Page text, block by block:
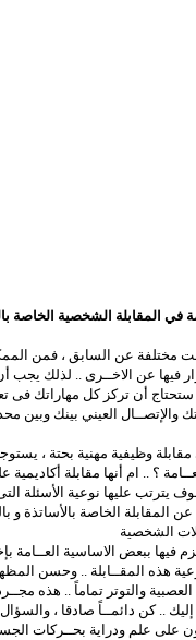
في المقابلة الشخصية الخاصة
مختلفة عن السابق ، فمن
فيها عن الاخــرى .. لذلك يجب
، ستحتاج أن تركز كل
والإتصــال العيني بينك وبين
وظيفية مهنية بحتة ،
؟ .. ام أنها مقابلة
يترتب عليها نوعية الأسئلة
المقابلة الخاصة بالأساتذة و
الشخصية
فيها ببعض الاساسية العــامة
هذه المقــابلة .. وحسن
والتوتر تماماً .. هذه
.. كن دائمــاً صادقا ،
على علم ودراية بحــركات